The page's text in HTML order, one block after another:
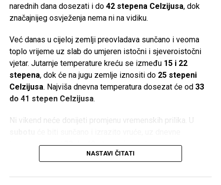
narednih dana dosezati i do 42 stepena Celzijusa, dok
značajnijeg osvježenja nema ni na vidiku.
Već danas u cijeloj zemlji preovladava sunčano i veoma
toplo vrijeme uz slab do umjeren istočni i sjeveroistočni
vjetar. Jutarnje temperature kreću se između 15 i 22
stepena, dok će na jugu zemlje iznositi do 25 stepeni
Celzijusa. Najviša dnevna temperatura dosezat će od 33
do 41 stepen Celzijusa.
Ni vikend neće donijeti promjenu vremenskih prilika. U
temperature od33 do 40 stepeni, dok će se u
Hercegovini živa u termometru penjati i do
NASTAVI ČITATI